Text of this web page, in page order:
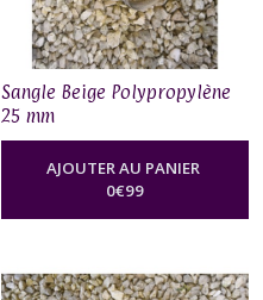
Sangle Beige Polypropylène
25 mm
AJOUTER AU PANIER
0€99